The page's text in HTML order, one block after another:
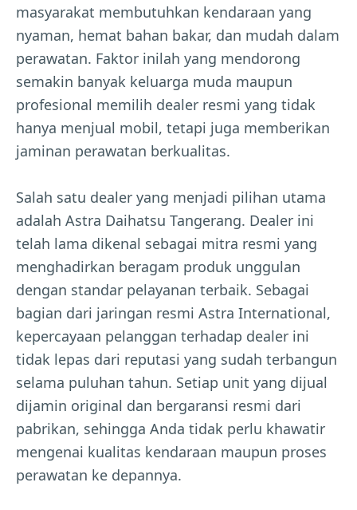
masyarakat membutuhkan kendaraan yang
nyaman, hemat bahan bakar, dan mudah dalam
perawatan. Faktor inilah yang mendorong
semakin banyak keluarga muda maupun
profesional memilih dealer resmi yang tidak
hanya menjual mobil, tetapi juga memberikan
jaminan perawatan berkualitas.
Salah satu dealer yang menjadi pilihan utama
adalah Astra Daihatsu Tangerang. Dealer ini
telah lama dikenal sebagai mitra resmi yang
menghadirkan beragam produk unggulan
dengan standar pelayanan terbaik. Sebagai
bagian dari jaringan resmi Astra International,
kepercayaan pelanggan terhadap dealer ini
tidak lepas dari reputasi yang sudah terbangun
selama puluhan tahun. Setiap unit yang dijual
dijamin original dan bergaransi resmi dari
pabrikan, sehingga Anda tidak perlu khawatir
mengenai kualitas kendaraan maupun proses
perawatan ke depannya.